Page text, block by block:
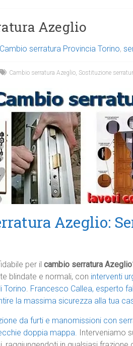
Azeglio
Cambio serratura Provincia Torino,
Cambio serratura Azeglio, Sostituzione
Azeglio:
per il cambio serratura Azeglio
blindate e normali, con interventi
Torino. Francesco Callea, esperto
la massima sicurezza alla tua
da furti e manomissioni con
doppia mappa. Interveniamo